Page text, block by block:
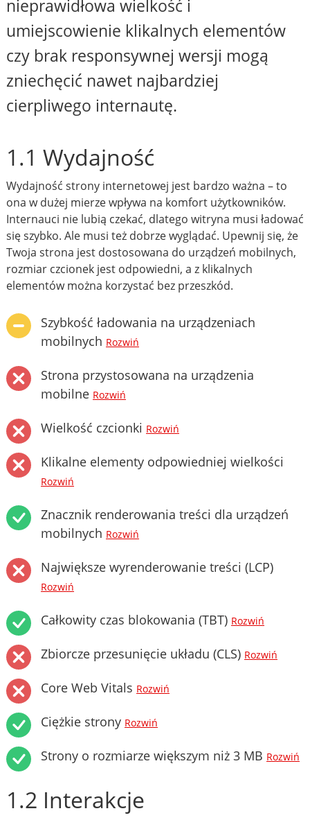
nieprawidłowa wielkość i
umiejscowienie klikalnych elementów
czy brak responsywnej wersji mogą
zniechęcić nawet najbardziej
cierpliwego internautę.
1.1 Wydajność
Wydajność strony internetowej jest bardzo ważna – to
ona w dużej mierze wpływa na komfort użytkowników.
Internauci nie lubią czekać, dlatego witryna musi ładować
się szybko. Ale musi też dobrze wyglądać. Upewnij się, że
Twoja strona jest dostosowana do urządzeń mobilnych,
rozmiar czcionek jest odpowiedni, a z klikalnych
elementów można korzystać bez przeszkód.
Szybkość ładowania na urządzeniach
mobilnych Rozwiń
Strona przystosowana na urządzenia
mobilne Rozwiń
Wielkość czcionki Rozwiń
Klikalne elementy odpowiedniej wielkości
Rozwiń
Znacznik renderowania treści dla urządzeń
mobilnych Rozwiń
Największe wyrenderowanie treści (LCP)
Rozwiń
Całkowity czas blokowania (TBT) Rozwiń
Zbiorcze przesunięcie układu (CLS) Rozwiń
Core Web Vitals Rozwiń
Ciężkie strony Rozwiń
Strony o rozmiarze większym niż 3 MB Rozwiń
1.2 Interakcje